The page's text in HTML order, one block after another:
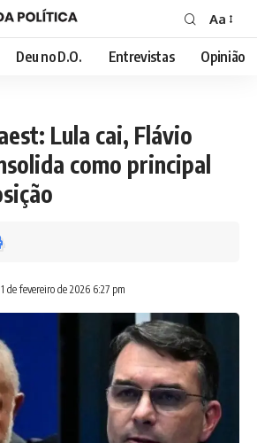
Font
Resizer
Aa
Deu no D.O. Entrevistas Opinião
Lula cai, Flávio
como principal
de fevereiro de 2026 6:27 pm